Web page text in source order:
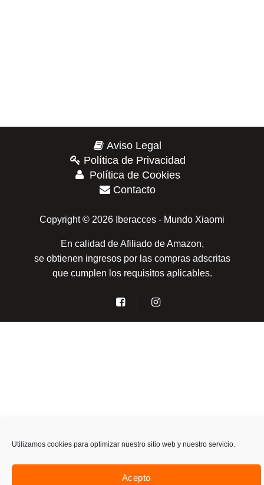
Utilizamos cookies para optimizar nuestro sitio web y nuestro servicio.
Acepto
Aviso Legal
Política de Privacidad
Política de Cookies
Contacto
Copyright © 2026 Iberacces - Mundo Xiaomi
En calidad de Afiliado de Amazon,
se obtienen ingresos por las compras adscritas
que cumplen los requisitos aplicables.